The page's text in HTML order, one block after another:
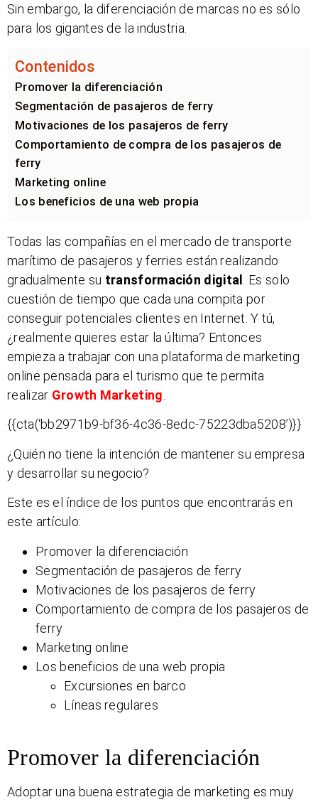
Sin embargo, la diferenciación de marcas no es sólo
para los gigantes de la industria.
Contenidos
Promover la diferenciación
Segmentación de pasajeros de ferry
Motivaciones de los pasajeros de ferry
Comportamiento de compra de los pasajeros de
ferry
Marketing online
Los beneficios de una web propia
Todas las compañías en el mercado de transporte
marítimo de pasajeros y ferries están realizando
gradualmente su transformación digital
. Es solo
cuestión de tiempo que cada una compita por
conseguir potenciales clientes en Internet. Y tú,
¿realmente quieres estar la última? Entonces
empieza a trabajar con una plataforma de marketing
online pensada para el turismo que te permita
realizar Growth Marketing
{{cta(‘bb2971b9-bf36-4c36-8edc-75223dba5208’)}}
¿Quién no tiene la intención de mantener su empresa
y desarrollar su negocio?
Este es el índice de los puntos que encontrarás en
este artículo:
Promover la diferenciación
Segmentación de pasajeros de ferry
Motivaciones de los pasajeros de ferry
Comportamiento de compra de los pasajeros de
ferry
Marketing online
Los beneficios de una web propia
Excursiones en barco
Líneas regulares
Promover la diferenciación
Adoptar una buena estrategia de marketing es muy